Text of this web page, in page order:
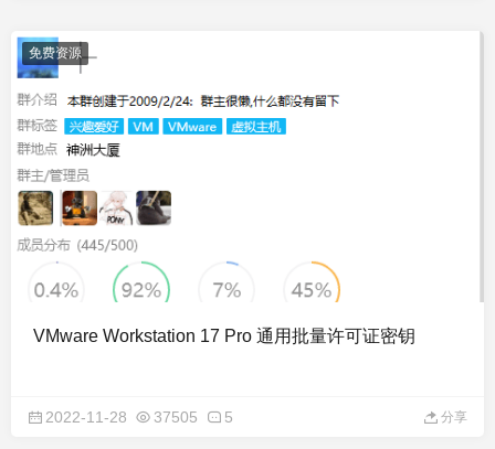
免费资源
VMware Workstation 17 Pro 通用批量许可证密钥
2022-11-28 37505 5 分享